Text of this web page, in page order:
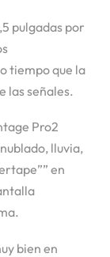
pulgadas por
tiempo que la
las señales.
Pro2
lluvia,
en
bien en